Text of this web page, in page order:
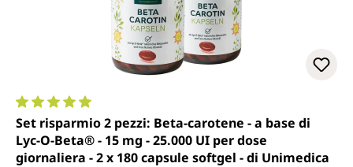
Valutazione media di 5 su 5 stelle
Set risparmio 2 pezzi: Beta-carotene - a base di
Lyc-O-Beta® - 15 mg - 25.000 UI per dose
giornaliera - 2 x 180 capsule softgel - di Unimedica